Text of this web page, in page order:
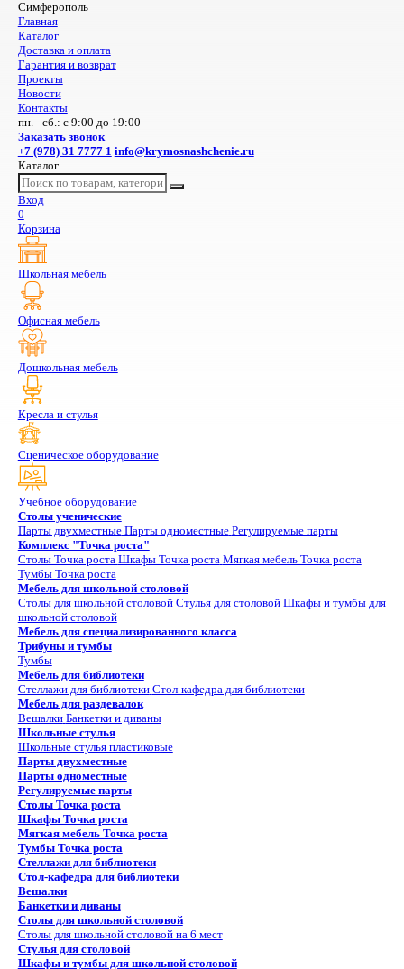
Симферополь
Главная
Каталог
Доставка и оплата
Гарантия и возврат
Проекты
Новости
Контакты
пн. - сб.: с 9:00 до 19:00
Заказать звонок
+7 (978) 31 7777 1 info@krymosnashchenie.ru
Каталог
Вход
0
Корзина
Школьная мебель
Офисная мебель
Дошкольная мебель
Кресла и стулья
Сценическое оборудование
Учебное оборудование
Столы ученические
Парты двухместные Парты одноместные Регулируемые парты
Комплекс "Точка роста"
Столы Точка роста Шкафы Точка роста Мягкая мебель Точка роста
Тумбы Точка роста
Мебель для школьной столовой
Столы для школьной столовой Стулья для столовой Шкафы и тумбы для
школьной столовой
Мебель для специализированного класса
Трибуны и тумбы
Тумбы
Мебель для библиотеки
Стеллажи для библиотеки Стол-кафедра для библиотеки
Мебель для раздевалок
Вешалки Банкетки и диваны
Школьные стулья
Школьные стулья пластиковые
Парты двухместные
Парты одноместные
Регулируемые парты
Столы Точка роста
Шкафы Точка роста
Мягкая мебель Точка роста
Тумбы Точка роста
Стеллажи для библиотеки
Стол-кафедра для библиотеки
Вешалки
Банкетки и диваны
Столы для школьной столовой
Столы для школьной столовой на 6 мест
Стулья для столовой
Шкафы и тумбы для школьной столовой